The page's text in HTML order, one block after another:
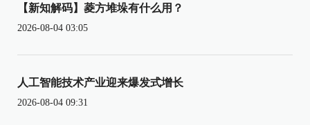
【新知解码】菱方堆垛有什么用？
2026-08-04 03:05
人工智能技术产业迎来爆发式增长
2026-08-04 09:31